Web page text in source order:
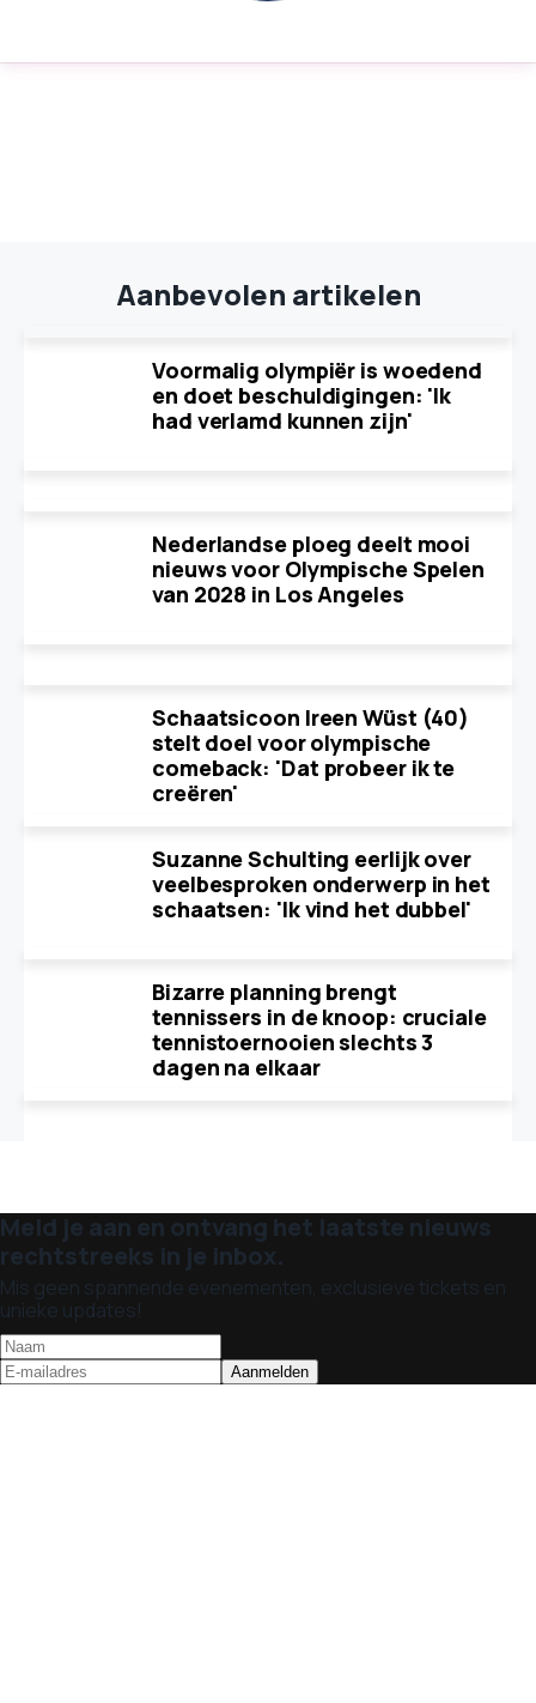
Aanbevolen artikelen
Voormalig olympiër is woedend
en doet beschuldigingen: 'Ik
had verlamd kunnen zijn'
Nederlandse ploeg deelt mooi
nieuws voor Olympische Spelen
van 2028 in Los Angeles
Schaatsicoon Ireen Wüst (40)
stelt doel voor olympische
comeback: 'Dat probeer ik te
creëren'
Suzanne Schulting eerlijk over
veelbesproken onderwerp in het
schaatsen: 'Ik vind het dubbel'
Bizarre planning brengt
tennissers in de knoop: cruciale
tennistoernooien slechts 3
dagen na elkaar
Meld je aan en ontvang het laatste nieuws
rechtstreeks in je inbox.
Mis geen spannende evenementen, exclusieve tickets en
unieke updates!